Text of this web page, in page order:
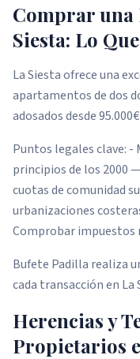
Comprar una
Siesta: Lo
La Siesta ofrece una
apartamentos de dos
adosados desde
Puntos legales clave: -
principios de los 2000
cuotas de comunidad
urbanizaciones
Comprobar impuestos
Bufete Padilla realiza
cada transacción en La
Herencias y
Propietarios